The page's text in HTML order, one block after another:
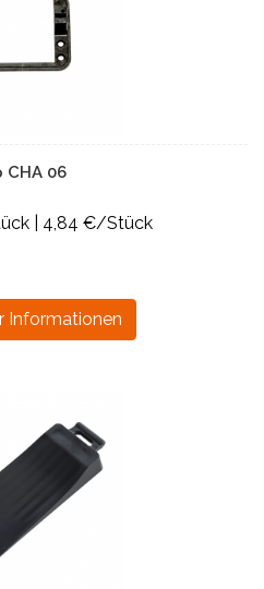
CHA 06
| 4,84 €/Stück
Informationen